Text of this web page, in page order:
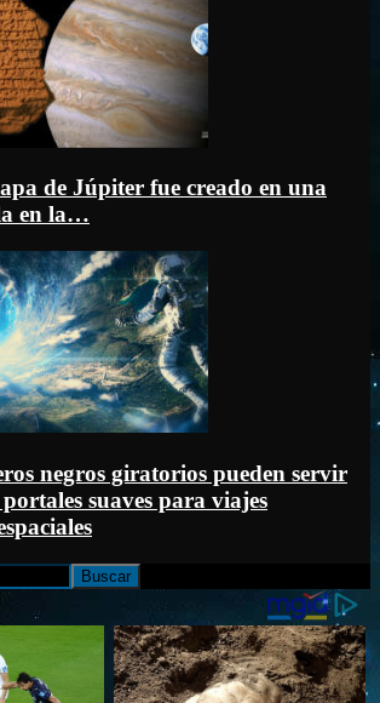
de Júpiter fue creado en una
en la…
negros giratorios pueden servir
suaves para viajes